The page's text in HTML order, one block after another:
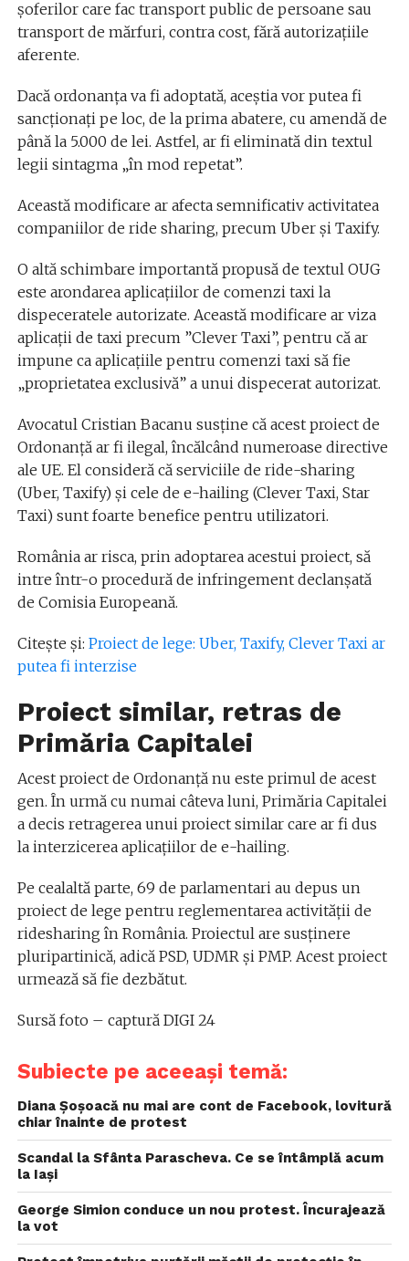
şoferilor care fac transport public de persoane sau
transport de mărfuri, contra cost, fără autorizaţiile
aferente.
Dacă ordonanţa va fi adoptată, aceştia vor putea fi
sancţionaţi pe loc, de la prima abatere, cu amendă de
până la 5.000 de lei. Astfel, ar fi eliminată din textul
legii sintagma „în mod repetat”.
Această modificare ar afecta semnificativ activitatea
companiilor de ride sharing, precum Uber şi Taxify.
O altă schimbare importantă propusă de textul OUG
este arondarea aplicaţiilor de comenzi taxi la
dispeceratele autorizate. Această modificare ar viza
aplicații de taxi precum ”Clever Taxi”, pentru că ar
impune ca aplicaţiile pentru comenzi taxi să fie
„proprietatea exclusivă” a unui dispecerat autorizat.
Avocatul Cristian Bacanu susține că acest proiect de
Ordonanță ar fi ilegal, încălcând numeroase directive
ale UE. El consideră că serviciile de ride-sharing
(Uber, Taxify) și cele de e-hailing (Clever Taxi, Star
Taxi) sunt foarte benefice pentru utilizatori.
România ar risca, prin adoptarea acestui proiect, să
intre într-o procedură de infringement declanșată
de Comisia Europeană.
Citește și: Proiect de lege: Uber, Taxify, Clever Taxi ar
putea fi interzise
Proiect similar, retras de
Primăria Capitalei
Acest proiect de Ordonanță nu este primul de acest
gen. În urmă cu numai câteva luni, Primăria Capitalei
a decis retragerea unui proiect similar care ar fi dus
la interzicerea aplicațiilor de e-hailing.
Pe cealaltă parte, 69 de parlamentari au depus un
proiect de lege pentru reglementarea activității de
ridesharing în România. Proiectul are susținere
pluripartinică, adică PSD, UDMR și PMP. Acest proiect
urmează să fie dezbătut.
Sursă foto – captură DIGI 24
Subiecte pe aceeași temă:
Diana Șoșoacă nu mai are cont de Facebook, lovitură
chiar înainte de protest
Scandal la Sfânta Parascheva. Ce se întâmplă acum
la Iași
George Simion conduce un nou protest. Încurajează
la vot